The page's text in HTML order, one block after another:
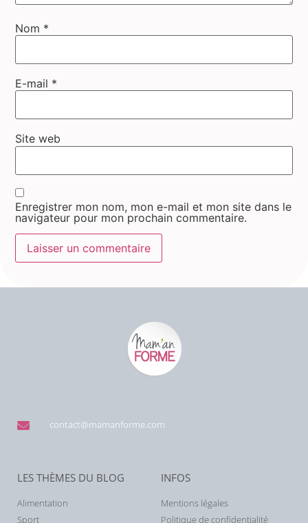
Nom *
E-mail *
Site web
Enregistrer mon nom, mon e-mail et mon site dans le
navigateur pour mon prochain commentaire.
contact@mamanforme.com
LES THÈMES DU BLOG
Alimentation
Sport
INFOS
Mentions légales
Politique de confidentialité